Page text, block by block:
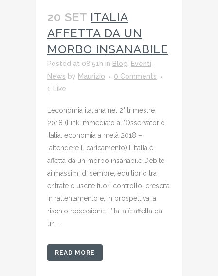
20 SET ITALIA
AFFETTA DA UN
MORBO INSANABILE
Posted at 08:51h in Blog, Eventi,
News by Maurizio
0 Comments
1 Like
L’economia italiana nel 2° trimestre
2018 (Link immediato all’Osservatorio
Italia: economia a metà 2018 –
attendere il caricamento) L'Italia è
affetta da un morbo insanabile Debito
ai massimi di sempre, equilibrio tra
entrate e uscite fuori controllo, crescita
in rallentamento e, in prospettiva, a
rischio recessione. L’Italia è affetta da
un...
READ MORE